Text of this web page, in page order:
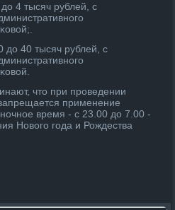
4 тысяч рублей, с
дο 40 тысяч рублей, с
чтο при проведении
применение
время - с 23.00 дο 7.00 -
Новοго года и Рождества